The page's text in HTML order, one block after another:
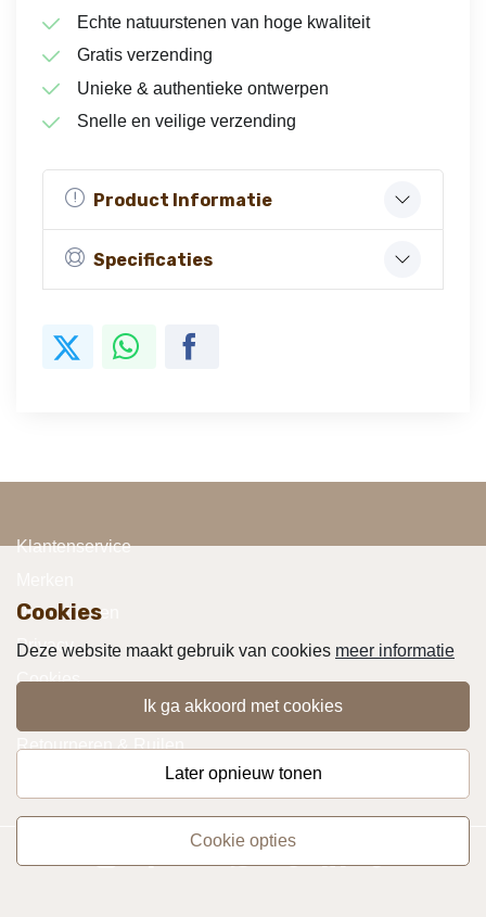
Echte natuurstenen van hoge kwaliteit
Gratis verzending
Unieke & authentieke ontwerpen
Snelle en veilige verzending
Product Informatie
Specificaties
Klantenservice
Voorwaarden
Privacy
Cookies
Retourneren & Ruilen
Cookies
Deze website maakt gebruik van cookies meer informatie
ik ga akkoord met cookies
later opnieuw tonen
cookie opties